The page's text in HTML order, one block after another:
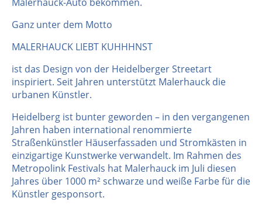
Ganz unter dem Motto
MALERHAUCK LIEBT KUHHHNST
ist das Design von der Heidelberger Streetart
inspiriert. Seit Jahren unterstützt Malerhauck die
urbanen Künstler.
Heidelberg ist bunter geworden – in den vergangenen
Jahren haben international renommierte
Straßenkünstler Häuserfassaden und Stromkästen in
einzigartige Kunstwerke verwandelt. Im Rahmen des
Metropolink Festivals hat Malerhauck im Juli diesen
Jahres über 1000 m² schwarze und weiße Farbe für die
Künstler gesponsort.